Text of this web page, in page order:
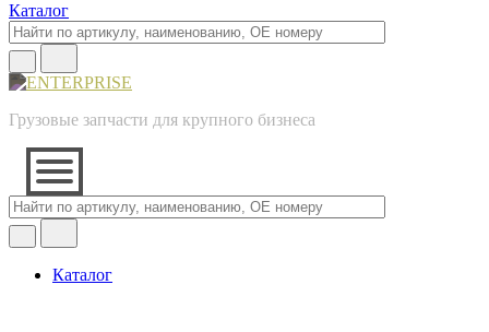
Каталог
Грузовые запчасти для крупного бизнеса
Каталог